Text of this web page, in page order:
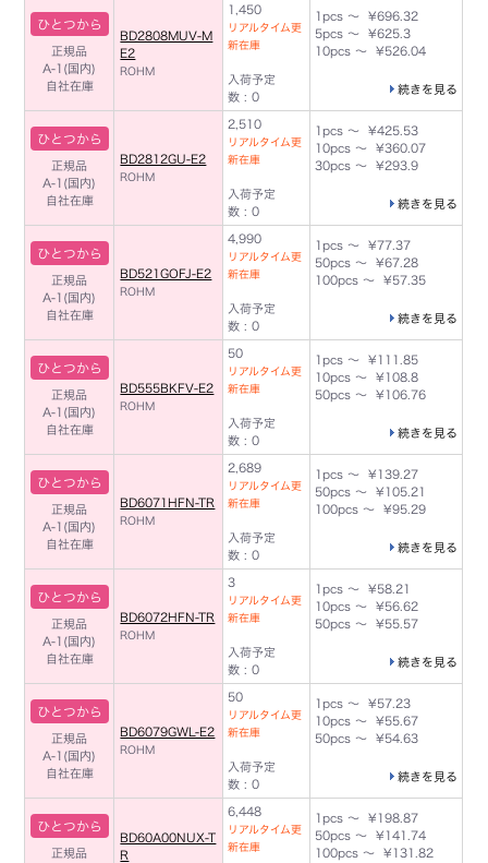
ひとつから
正規品
A-1(国内)
自社在庫
BD2808MUV-M
E2
ROHM
1,450
リアルタイム更
新在庫
入荷予定
数 : 0
1pcs ～ ¥696.32
5pcs ～ ¥625.3
10pcs ～ ¥526.04
続きを見る
ひとつから
正規品
A-1(国内)
自社在庫
BD2812GU-E2
ROHM
2,510
リアルタイム更
新在庫
入荷予定
数 : 0
1pcs ～ ¥425.53
10pcs ～ ¥360.07
30pcs ～ ¥293.9
続きを見る
ひとつから
正規品
A-1(国内)
自社在庫
BD521GOFJ-E2
ROHM
4,990
リアルタイム更
新在庫
入荷予定
数 : 0
1pcs ～ ¥77.37
50pcs ～ ¥67.28
100pcs ～ ¥57.35
続きを見る
ひとつから
正規品
A-1(国内)
自社在庫
BD555BKFV-E2
ROHM
50
リアルタイム更
新在庫
入荷予定
数 : 0
1pcs ～ ¥111.85
10pcs ～ ¥108.8
50pcs ～ ¥106.76
続きを見る
ひとつから
正規品
A-1(国内)
自社在庫
BD6071HFN-TR
ROHM
2,689
リアルタイム更
新在庫
入荷予定
数 : 0
1pcs ～ ¥139.27
50pcs ～ ¥105.21
100pcs ～ ¥95.29
続きを見る
ひとつから
正規品
A-1(国内)
自社在庫
BD6072HFN-TR
ROHM
3
リアルタイム更
新在庫
入荷予定
数 : 0
1pcs ～ ¥58.21
10pcs ～ ¥56.62
50pcs ～ ¥55.57
続きを見る
ひとつから
正規品
A-1(国内)
自社在庫
BD6079GWL-E2
ROHM
50
リアルタイム更
新在庫
入荷予定
数 : 0
1pcs ～ ¥57.23
10pcs ～ ¥55.67
50pcs ～ ¥54.63
続きを見る
ひとつから
正規品
BD60A00NUX-T
R
6,448
リアルタイム更
新在庫
1pcs ～ ¥198.87
50pcs ～ ¥141.74
100pcs ～ ¥131.82